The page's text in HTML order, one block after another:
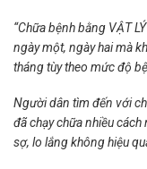
“Chữa bệnh bằng VẬT
ngày một, ngày hai mà
tháng tùy theo mức độ
Người dân tìm đến với
đã chạy chữa nhiều
sợ, lo lắng không hiệu